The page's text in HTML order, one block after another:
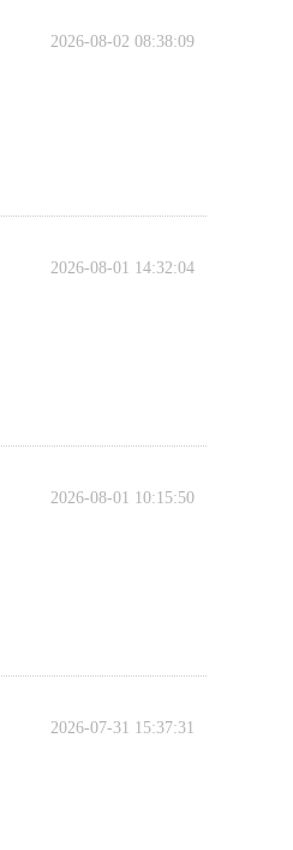
2026-08-02 08:38:09
2026-08-01 14:32:04
2026-08-01 10:15:50
2026-07-31 15:37:31